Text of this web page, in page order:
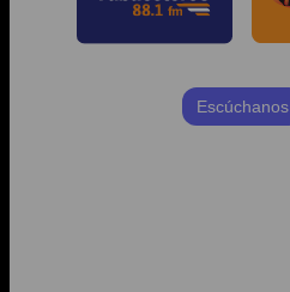
Escúchanos